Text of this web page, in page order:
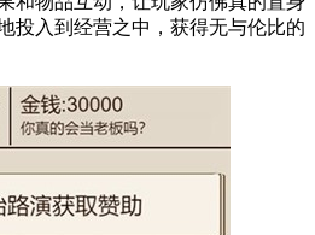
投入到经营之中，获得无与伦比的